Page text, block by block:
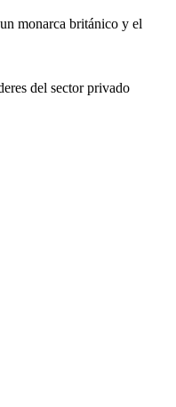
monarca británico y el
del sector privado